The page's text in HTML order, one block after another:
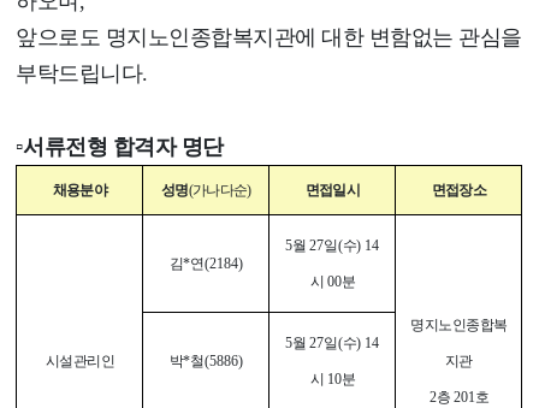
앞으로도 명지노인종합복지관에 대한 변함없는 관심을
부탁드립니다.
▫서류전형 합격자 명단
채용분야 성명(가나다순) 면접일시 면접장소
시설관리인
김*연(2184)
5월27일(수) 14
시 00분
명지노인종합복
지관
2층 201호
박*철(5886)
5월27일(수) 14
시 10분